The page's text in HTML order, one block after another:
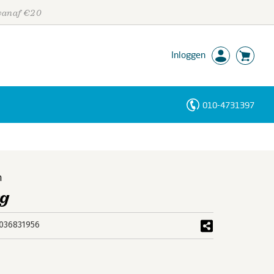
€20
Inloggen
010-4731397
Personen